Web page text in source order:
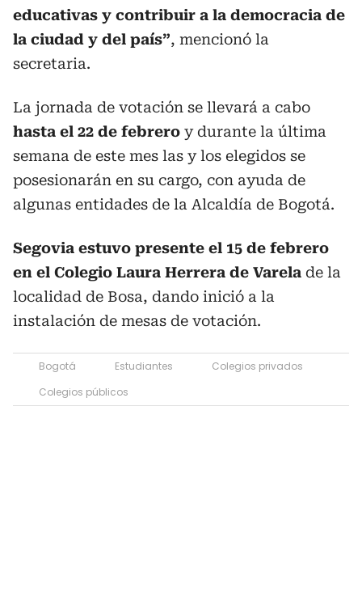
educativas y contribuir a la democracia de
la ciudad y del país”, mencionó la
secretaria.
La jornada de votación se llevará a cabo
hasta el 22 de febrero y durante la última
semana de este mes las y los elegidos se
posesionarán en su cargo, con ayuda de
algunas entidades de la Alcaldía de Bogotá.
Segovia estuvo presente el 15 de febrero
en el Colegio Laura Herrera de Varela de la
localidad de Bosa, dando inició a la
instalación de mesas de votación.
Bogotá Estudiantes
Colegios privados
Colegios públicos